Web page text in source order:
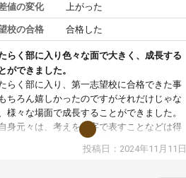
値の変化 上がった
校の合格 合格した
らく部に入り色々な面で大きく、成長する
ができました。
らく部に入り、第一志望校に合格できた事
ちろん嬉しかったのですがそれだけじゃな
様々な場面で成長することができました。
身元々は、考えを文字で表すことなどは得
だったのですが、人前で話すことやコミュニ
ーションをとることが苦手でした。
投稿日：2024年11月11日